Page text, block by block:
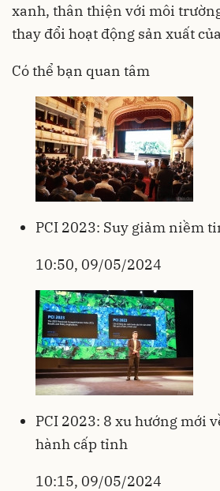
xanh, thân thiện với môi
thay đổi hoạt động sản xuất
Có thể bạn quan tâm
PCI 2023: Suy giảm niềm
10:50, 09/05/2024
PCI 2023: 8 xu hướng mới
hành cấp tỉnh
10:15, 09/05/2024